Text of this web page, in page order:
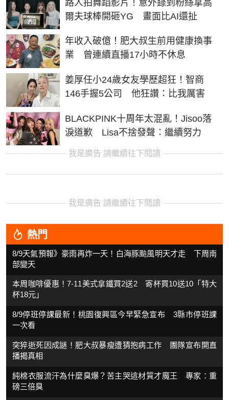
路人拍舞蹈影片！意外錄到粉絲拿高
爾夫球棒開砸YG 畫面比AI還扯
年收入破億！肥大叔生前用健康換事
業 曾連續直播17小時不休息
姜厚任小24歲女友學歷超狂！智商
146手握5公司 他狂讚：比我厲害
BLACKPINK十周年太混亂！Jisoo落
淚道歉 Lisa不捨發聲：繼續努力
我是廣告 請繼續往下閱讀
我是廣告 請繼續往下閱讀
熱門
8/9天氣預報》豪雨再炸一天！白海豚颱風明天才走 下周南
部變天
本周咖啡優惠！7-11美式拿鐵買2送2 寄杯買10送10「特大
杯18元」
8/9停班停課最新！桃園復興區今早緊急宣布 3縣市停班課
一次看
突猝逝死因成謎！肥大叔暴瘦遭猜抱病工作 團隊宣布開直
播揭真相
純棉衣服流汗為什麼臭爆？苦主哭這材質才魔王 專家：重
磅三倍臭